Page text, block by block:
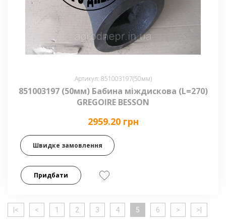
Артикул: 851003197(50мм)
851003197 (50мм) Бабина міждискова (L=270)
GREGOIRE BESSON
2959.20 грн
Швидке замовлення
Придбати
|< < 1 2 3 4 5 6 > >|